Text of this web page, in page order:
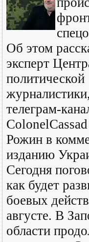
Об этом
эксперт
политической
телеграм-
Рожин в
изданию
Сегодня
как будет
боевых
августе. В
области